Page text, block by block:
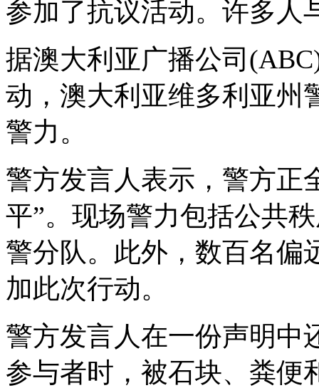
参加了抗议活动。许多人
据澳大利亚广播公司
动，澳大利亚维多利亚州
警力。
警方发言人表示，警方正
平”。现场警力包括公共
警分队。此外，数百名偏
加此次行动。
警方发言人在一份声明中
参与者时，被石块、粪便